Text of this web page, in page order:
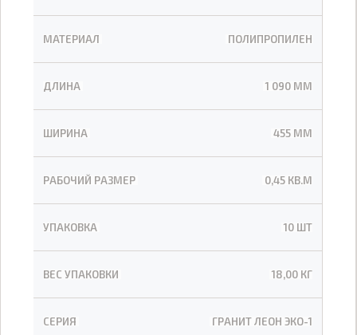
МАТЕРИАЛ ПОЛИПРОПИЛЕН
ДЛИНА 1 090 ММ
ШИРИНА 455 ММ
РАБОЧИЙ РАЗМЕР 0,45 КВ.М
УПАКОВКА 10 ШТ
ВЕС УПАКОВКИ 18,00 КГ
СЕРИЯ ГРАНИТ ЛЕОН ЭКО-1